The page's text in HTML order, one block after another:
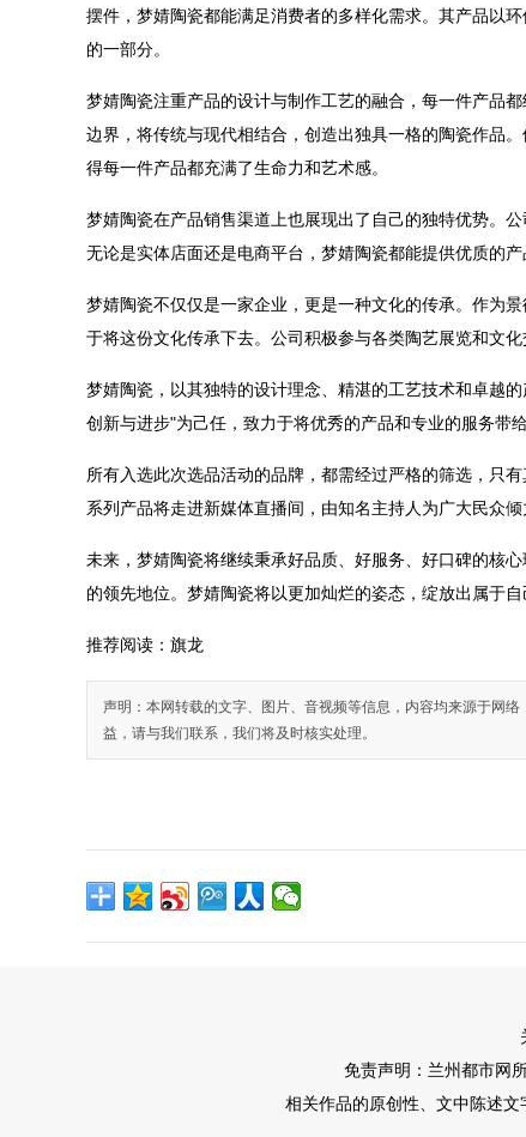
摆件，梦婧陶瓷都能满足消费者的多样化需求。其产品以
的一部分。
梦婧陶瓷注重产品的设计与制作工艺的融合，每一件产品
边界，将传统与现代相结合，创造出独具一格的陶瓷作品
得每一件产品都充满了生命力和艺术感。
梦婧陶瓷在产品销售渠道上也展现出了自己的独特优势。
无论是实体店面还是电商平台，梦婧陶瓷都能提供优质的
梦婧陶瓷不仅仅是一家企业，更是一种文化的传承。作为
于将这份文化传承下去。公司积极参与各类陶艺展览和文
梦婧陶瓷，以其独特的设计理念、精湛的工艺技术和卓越
创新与进步"为己任，致力于将优秀的产品和专业的服务带给
所有入选此次选品活动的品牌，都需经过严格的筛选，只
系列产品将走进新媒体直播间，由知名主持人为广大民众倾
未来，梦婧陶瓷将继续秉承好品质、好服务、好口碑的核
的领先地位。梦婧陶瓷将以更加灿烂的姿态，绽放出属于自
推荐阅读： 旗龙
声明：本网转载的文字、图片、音视频等信息，内容均来源于网
益，请与我们联系，我们将及时核实处理。
免责声明：兰州都市网
相关作品的原创性、文中陈述